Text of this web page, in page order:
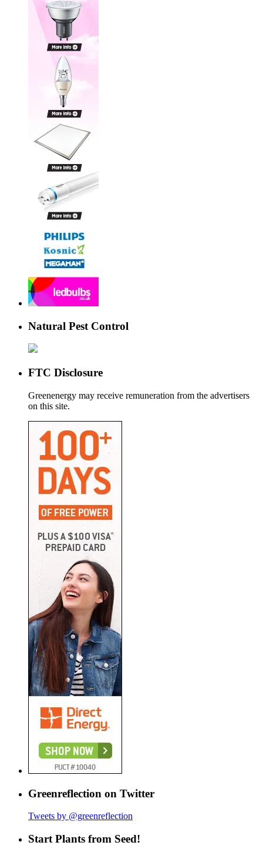
Natural Pest Control
FTC Disclosure
Greenenergy may receive remuneration from the advertisers
on this site.
Greenreflection on Twitter
Tweets by @greenreflection
Start Plants from Seed!